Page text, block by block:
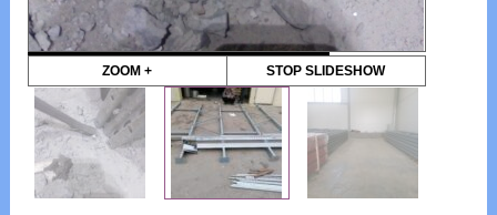
ZOOM + STOP SLIDESHOW
Главная /МОНТАЖ СТЕЛЛАЖЕЙ
/ Ремонт рамы